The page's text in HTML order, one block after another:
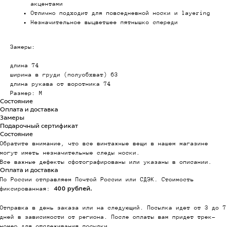
акцентами
Отлично подходит для повседневной носки и layering
Незначительное выцветшее пятнышко спереди
Замеры:
длина 74
ширина в груди (полуобхват) 63
длина рукава от воротника 74
Размер: M
Состояние
Оплата и доставка
Замеры
Подарочный сертификат
Состояние
Обратите внимание, что все винтажные вещи в нашем магазине
могут иметь незначительные следы носки.
Все важные дефекты сфотографированы или указаны в описании.
Оплата и доставка
По России отправляем Почтой России или СДЭК. Стоимость
фиксированная: 400 рублей.
Отправка в день заказа или на следующий. Посылка идет от 3 до 7
дней в зависимости от региона. После оплаты вам придет трек-